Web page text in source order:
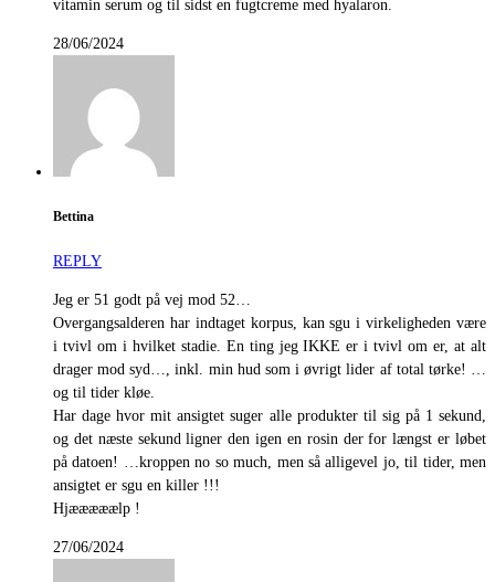
vitamin serum og til sidst en fugtcreme med hyalaron.
28/06/2024
Bettina
REPLY
Jeg er 51 godt på vej mod 52…
Overgangsalderen har indtaget korpus, kan sgu i virkeligheden være
i tvivl om i hvilket stadie. En ting jeg IKKE er i tvivl om er, at alt
drager mod syd…, inkl. min hud som i øvrigt lider af total tørke! …
og til tider kløe.
Har dage hvor mit ansigtet suger alle produkter til sig på 1 sekund,
og det næste sekund ligner den igen en rosin der for længst er løbet
på datoen! …kroppen no so much, men så alligevel jo, til tider, men
ansigtet er sgu en killer !!!
Hjææææælp !
27/06/2024